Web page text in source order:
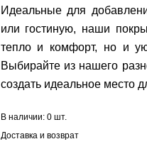
Идеальные для
или гостиную, наши
тепло и комфорт, но и
Выбирайте из нашего
создать идеальное место
В наличии: 0 шт.
Доставка и возврат